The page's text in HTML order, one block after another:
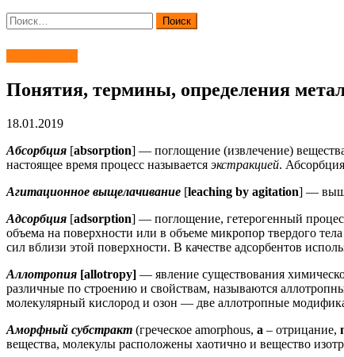
Найти:
Понятия, термины, определения
18.01.2019
Абсорбция [absorption] — поглощение (извлечение)
настоящее время процесс называется экстракцией.
Агитационное выщелачивание [leaching by agitation] —
Адсорбция [adsorption] — поглощение, гетерогенный
объема на поверхности или в объеме микропор твердого
сил вблизи этой поверхности. В качестве адсорбентов
Аллотропия [allotropy] — явление существования
различные по строению и свойствам, называются
молекулярный кислород и озон — две аллотропные
Аморфный субстракт (греческое amorphous, а – отрицание,
вещества, молекулы расположены хаотично и вещество